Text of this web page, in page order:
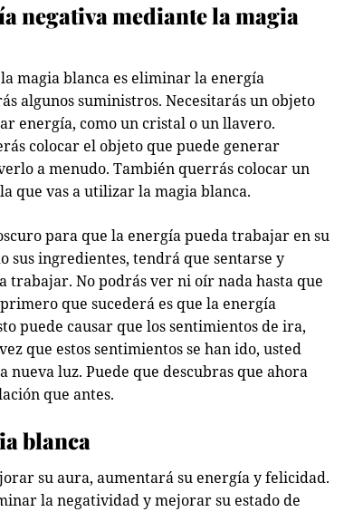
negativa mediante la magia
magia blanca es eliminar la energía
algunos suministros. Necesitarás un objeto
energía, como un cristal o un llavero.
colocar el objeto que puede generar
a menudo. También querrás colocar un
que vas a utilizar la magia blanca.
para que la energía pueda trabajar en su
sus ingredientes, tendrá que sentarse y
trabajar. No podrás ver ni oír nada hasta que
que sucederá es que la energía
puede causar que los sentimientos de ira,
que estos sentimientos se han ido, usted
nueva luz. Puede que descubras que ahora
que antes.
blanca
su aura, aumentará su energía y felicidad.
la negatividad y mejorar su estado de